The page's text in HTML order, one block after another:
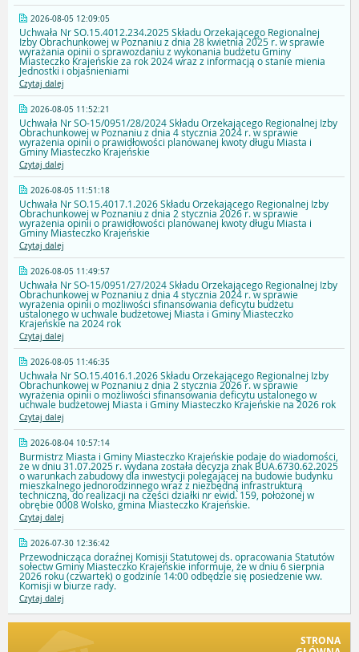
2026-08-05 12:09:05
Uchwała Nr SO.15.4012.234.2025 Składu Orzekającego Regionalnej
Izby Obrachunkowej w Poznaniu z dnia 28 kwietnia 2025 r. w sprawie
wyrażania opinii o sprawozdaniu z wykonania budżetu Gminy
Miasteczko Krajeńskie za rok 2024 wraz z informacją o stanie mienia
Jednostki i objaśnieniami
Czytaj dalej
2026-08-05 11:52:21
Uchwała Nr SO-15/0951/28/2024 Składu Orzekającego Regionalnej Izby
Obrachunkowej w Poznaniu z dnia 4 stycznia 2024 r. w sprawie
wyrażenia opinii o prawidłowości planowanej kwoty długu Miasta i
Gminy Miasteczko Krajeńskie
Czytaj dalej
2026-08-05 11:51:18
Uchwała Nr SO.15.4017.1.2026 Składu Orzekającego Regionalnej Izby
Obrachunkowej w Poznaniu z dnia 2 stycznia 2026 r. w sprawie
wyrażenia opinii o prawidłowości planowanej kwoty długu Miasta i
Gminy Miasteczko Krajeńskie
Czytaj dalej
2026-08-05 11:49:57
Uchwała Nr SO-15/0951/27/2024 Składu Orzekającego Regionalnej Izby
Obrachunkowej w Poznaniu z dnia 4 stycznia 2024 r. w sprawie
wyrażenia opinii o możliwości sfinansowania deficytu budżetu
ustalonego w uchwale budżetowej Miasta i Gminy Miasteczko
Krajeńskie na 2024 rok
Czytaj dalej
2026-08-05 11:46:35
Uchwała Nr SO.15.4016.1.2026 Składu Orzekającego Regionalnej Izby
Obrachunkowej w Poznaniu z dnia 2 stycznia 2026 r. w sprawie
wyrażenia opinii o możliwości sfinansowania deficytu ustalonego w
uchwale budżetowej Miasta i Gminy Miasteczko Krajeńskie na 2026 rok
Czytaj dalej
2026-08-04 10:57:14
Burmistrz Miasta i Gminy Miasteczko Krajeńskie podaje do wiadomości,
że w dniu 31.07.2025 r. wydana została decyzja znak BUA.6730.62.2025
o warunkach zabudowy dla inwestycji polegającej na budowie budynku
mieszkalnego jednorodzinnego wraz z niezbędną infrastrukturą
techniczną, do realizacji na części działki nr ewid. 159, położonej w
obrębie 0008 Wolsko, gmina Miasteczko Krajeńskie.
Czytaj dalej
2026-07-30 12:36:42
Przewodnicząca doraźnej Komisji Statutowej ds. opracowania Statutów
sołectw Gminy Miasteczko Krajeńskie informuje, że w dniu 6 sierpnia
2026 roku (czwartek) o godzinie 14:00 odbędzie się posiedzenie ww.
Komisji w biurze rady.
Czytaj dalej
STRONA